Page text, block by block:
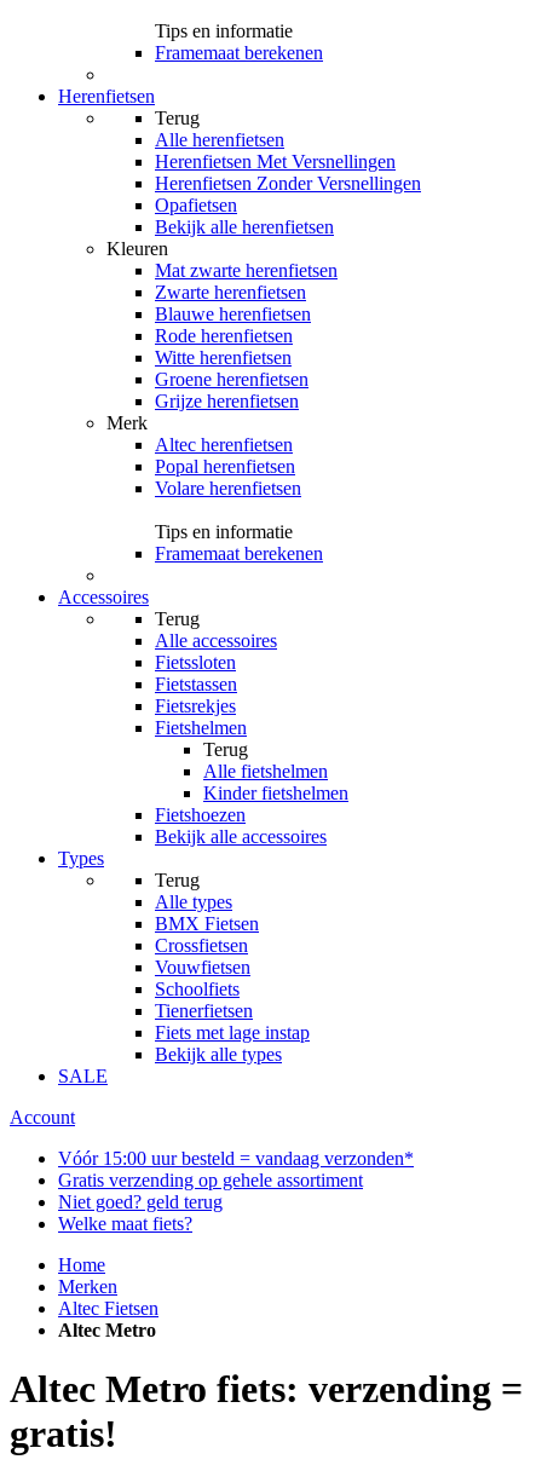
Tips en informatie
Framemaat berekenen
Herenfietsen
Terug
Alle herenfietsen
Herenfietsen Met Versnellingen
Herenfietsen Zonder Versnellingen
Opafietsen
Bekijk alle herenfietsen
Kleuren
Mat zwarte herenfietsen
Zwarte herenfietsen
Blauwe herenfietsen
Rode herenfietsen
Witte herenfietsen
Groene herenfietsen
Grijze herenfietsen
Merk
Altec herenfietsen
Popal herenfietsen
Volare herenfietsen
Tips en informatie
Framemaat berekenen
Accessoires
Terug
Alle accessoires
Fietssloten
Fietstassen
Fietsrekjes
Fietshelmen
Terug
Alle fietshelmen
Kinder fietshelmen
Fietshoezen
Bekijk alle accessoires
Types
Terug
Alle types
BMX Fietsen
Crossfietsen
Vouwfietsen
Schoolfiets
Tienerfietsen
Fiets met lage instap
Bekijk alle types
SALE
Account
Vóór 15:00 uur besteld = vandaag verzonden*
Gratis verzending op gehele assortiment
Niet goed? geld terug
Welke maat fiets?
Home
Merken
Altec Fietsen
Altec Metro
Altec Metro fiets: verzending =
gratis!